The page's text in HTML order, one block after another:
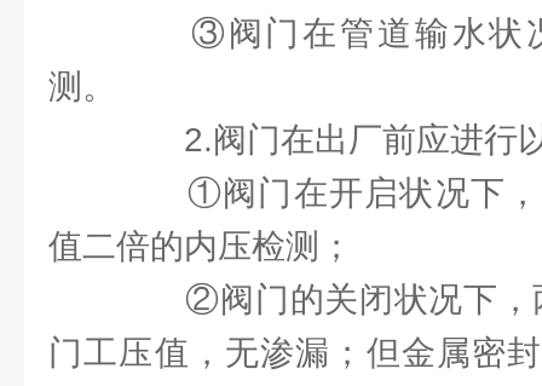
③阀门在管道输水状
测。
2.阀门在出厂前应进行
①阀门在开启状况下，
值二倍的内压检测；
②阀门的关闭状况下，
门工压值，无渗漏；但金属密